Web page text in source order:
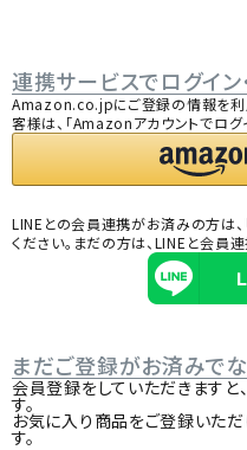
連携サービスでログイン
Amazon.co.jpにご登録の情報を利
客様は、「Amazonアカウントでログ
LINEとの会員連携がお済みの方は、
ください。まだの方は、 LINEと会員
まだご登録がお済みで
会員登録をしていただきます
す。
お気に入り商品をご登録いた
す。